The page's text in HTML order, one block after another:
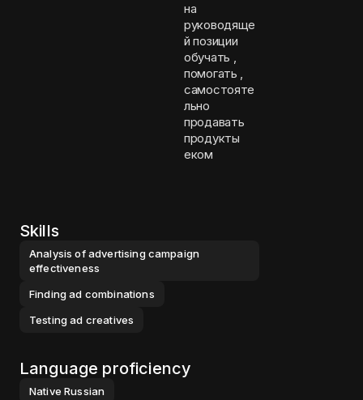
на
руководяще
й позиции
обучать ,
помогать ,
самостояте
льно
продавать
продукты
еком
Skills
Analysis of advertising campaign
effectiveness
Finding ad combinations
Testing ad creatives
Language proficiency
Native Russian